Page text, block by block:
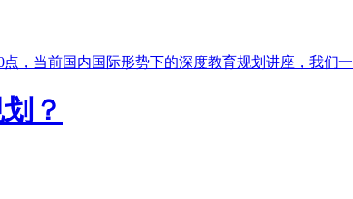
，当前国内国际形势下的深度教育规划讲座，我们
？